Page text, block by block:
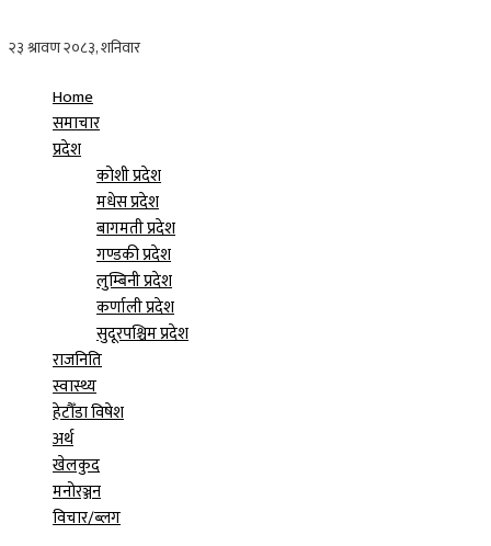
Home
समाचार
प्रदेश
कोशी प्रदेश
मधेस प्रदेश
बागमती प्रदेश
गण्डकी प्रदेश
लुम्बिनी प्रदेश
कर्णाली प्रदेश
सुदूरपश्चिम प्रदेश
राजनिति
स्वास्थ्य
हेटौँडा विषेश
अर्थ
खेलकुद
मनोरञ्जन
विचार/ब्लग